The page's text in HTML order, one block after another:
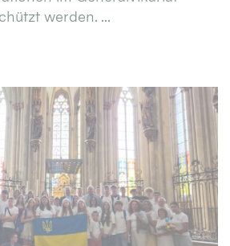
werden. ...